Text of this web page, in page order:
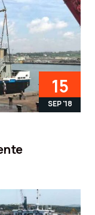
15
SEP '18